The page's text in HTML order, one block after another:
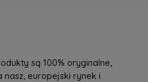
są 100% oryginalne,
nasz, europejski rynek i